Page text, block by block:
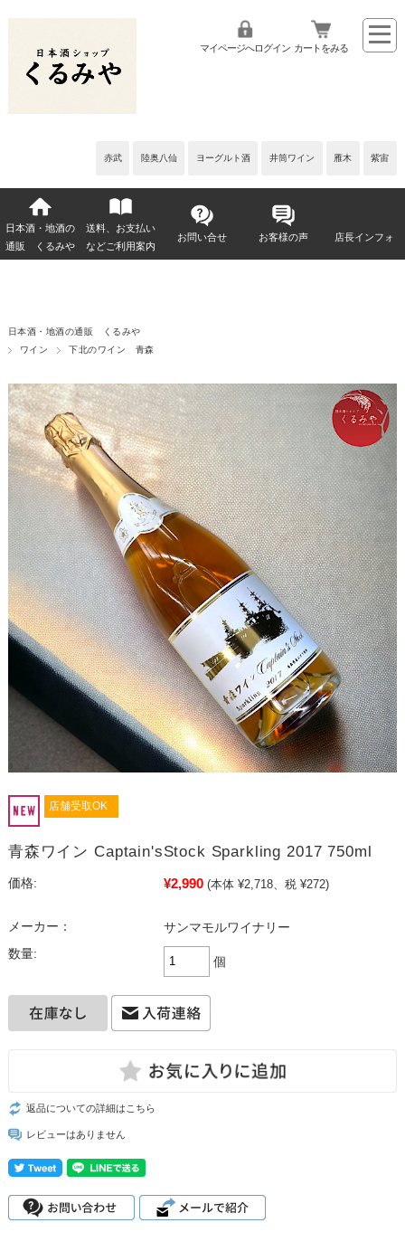
赤武 陸奥八仙 ヨーグルト酒 井筒ワイン 雁木 紫宙
マイページへログイン カートをみる
日本酒・地酒の
通販 くるみや
送料、お支払い
などご利用案内
お問い合せ お客様の声 店長インフォ
日本酒・地酒の通販 くるみや
ワイン
下北のワイン 青森
店舗受取OK
青森ワイン Captain'sStock Sparkling 2017 750ml
価格: ¥2,990 (本体 ¥2,718、税 ¥272)
メーカー：
サンマモルワイナリー
数量:
個
返品についての詳細はこちら
レビューはありません